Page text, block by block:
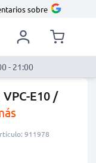
sobre
- 21:00
E10 /
911978